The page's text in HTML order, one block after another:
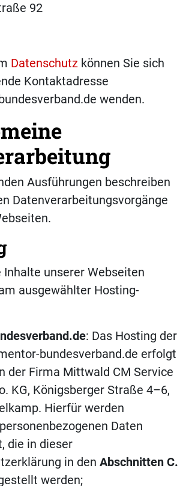
92
Datenschutz können Sie sich
Kontaktadresse
wenden.
Ausführungen beschreiben
Datenverarbeitungsvorgänge
unserer Webseiten
ausgewählter Hosting-
: Das Hosting der
bundesverband.de erfolgt
der Firma Mittwald CM Service
KG, Königsberger Straße 4–6,
Hierfür werden
Daten
die in dieser
in den Abschnitten C.
werden;